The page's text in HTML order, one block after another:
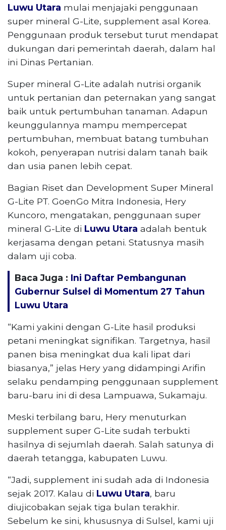
Luwu Utara mulai menjajaki penggunaan
super mineral G-Lite, supplement asal Korea.
Penggunaan produk tersebut turut mendapat
dukungan dari pemerintah daerah, dalam hal
ini Dinas Pertanian.
Super mineral G-Lite adalah nutrisi organik
untuk pertanian dan peternakan yang sangat
baik untuk pertumbuhan tanaman. Adapun
keunggulannya mampu mempercepat
pertumbuhan, membuat batang tumbuhan
kokoh, penyerapan nutrisi dalam tanah baik
dan usia panen lebih cepat.
Bagian Riset dan Development Super Mineral
G-Lite PT. GoenGo Mitra Indonesia, Hery
Kuncoro, mengatakan, penggunaan super
mineral G-Lite di Luwu Utara adalah bentuk
kerjasama dengan petani. Statusnya masih
dalam uji coba.
Baca Juga : Ini Daftar Pembangunan
Gubernur Sulsel di Momentum 27 Tahun
Luwu Utara
“Kami yakini dengan G-Lite hasil produksi
petani meningkat signifikan. Targetnya, hasil
panen bisa meningkat dua kali lipat dari
biasanya,” jelas Hery yang didampingi Arifin
selaku pendamping penggunaan supplement
baru-baru ini di desa Lampuawa, Sukamaju.
Meski terbilang baru, Hery menuturkan
supplement super G-Lite sudah terbukti
hasilnya di sejumlah daerah. Salah satunya di
daerah tetangga, kabupaten Luwu.
“Jadi, supplement ini sudah ada di Indonesia
sejak 2017. Kalau di Luwu Utara, baru
diujicobakan sejak tiga bulan terakhir.
Sebelum ke sini, khususnya di Sulsel, kami uji